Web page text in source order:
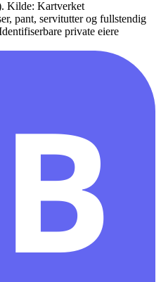
Kilde: Kartverket
pant, servitutter og fullstendig
private eiere